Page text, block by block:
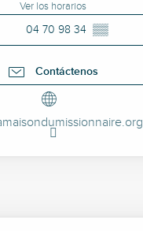
Ver los horarios
04 70 98 34 ▒▒
Contáctenos